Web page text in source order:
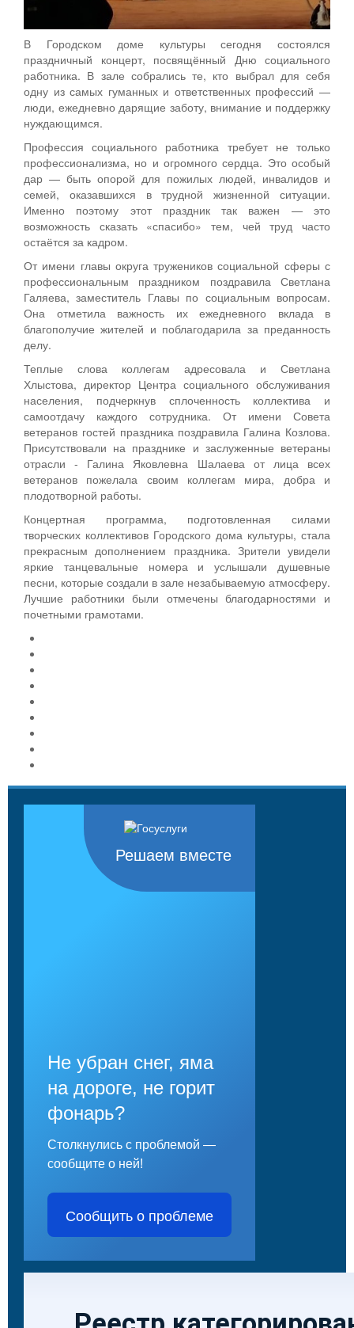
В Городском доме культуры сегодня состоялся
праздничный концерт, посвящённый Дню социального
работника. В зале собрались те, кто выбрал для себя
одну из самых гуманных и ответственных профессий —
люди, ежедневно дарящие заботу, внимание и поддержку
нуждающимся.
Профессия социального работника требует не только
профессионализма, но и огромного сердца. Это особый
дар — быть опорой для пожилых людей, инвалидов и
семей, оказавшихся в трудной жизненной ситуации.
Именно поэтому этот праздник так важен — это
возможность сказать «спасибо» тем, чей труд часто
остаётся за кадром.
От имени главы округа тружеников социальной сферы с
профессиональным праздником поздравила Светлана
Галяева, заместитель Главы по социальным вопросам.
Она отметила важность их ежедневного вклада в
благополучие жителей и поблагодарила за преданность
делу.
Теплые слова коллегам адресовала и Светлана
Хлыстова, директор Центра социального обслуживания
населения, подчеркнув сплоченность коллектива и
самоотдачу каждого сотрудника. От имени Совета
ветеранов гостей праздника поздравила Галина Козлова.
Присутствовали на празднике и заслуженные ветераны
отрасли - Галина Яковлевна Шалаева от лица всех
ветеранов пожелала своим коллегам мира, добра и
плодотворной работы.
Концертная программа, подготовленная силами
творческих коллективов Городского дома культуры, стала
прекрасным дополнением праздника. Зрители увидели
яркие танцевальные номера и услышали душевные
песни, которые создали в зале незабываемую атмосферу.
Лучшие работники были отмечены благодарностями и
почетными грамотами.
Решаем вместе
Не убран снег, яма
на дороге, не горит
фонарь?
Столкнулись с проблемой —
сообщите о ней!
Сообщить о проблеме